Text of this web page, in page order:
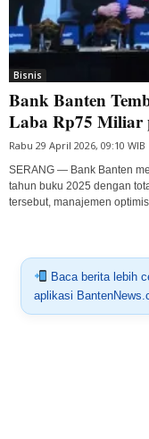
Bisnis
Bank Banten
Laba Rp75 Miliar
Rabu 29 April 2026, 09:10 WIB
SERANG — Bank Banten
tahun buku 2025 dengan
tersebut, manajemen
Baca berita lebih
aplikasi